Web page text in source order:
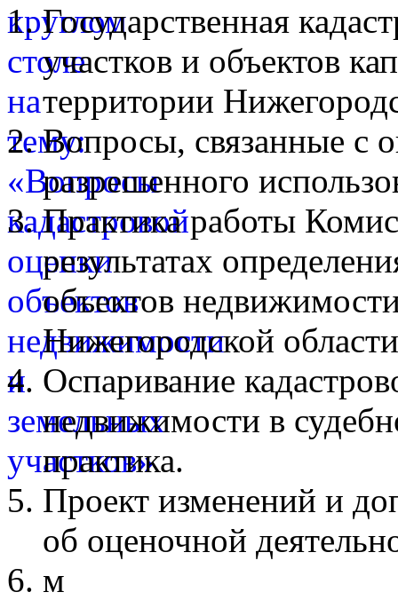
Государственная
участков и объектов
территории
Вопросы, связанные с
разрешенного
Практика работы
результатах
объектов
Нижегородской
Оспаривание
недвижимости в
практика.
Проект изменений и
об оценочной
м